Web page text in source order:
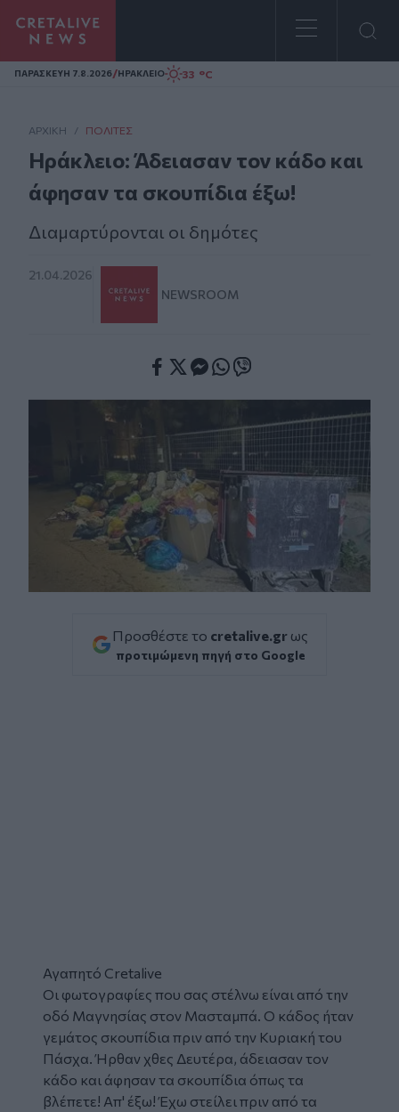
Homepage
ΠΑΡΑΣΚΕΥΗ 7.8.2026/ΗΡΑΚΛΕΙΟ 33 °C
ΑΡΧΙΚΗ / ΠΟΛΊΤΕΣ
Ηράκλειο: Άδειασαν τον κάδο και
άφησαν τα σκουπίδια έξω!
Διαμαρτύρονται οι δημότες
21.04.2026
NEWSROOM
Προσθέστε το cretalive.gr ως
προτιμώμενη πηγή στο Google
Αγαπητό Cretalive
Οι φωτογραφίες που σας στέλνω είναι από την
οδό Μαγνησίας στον Μασταμπά. Ο κάδος ήταν
γεμάτος σκουπίδια πριν από την Κυριακή του
Πάσχα. Ήρθαν χθες Δευτέρα, άδειασαν τον
κάδο και άφησαν τα σκουπίδια όπως τα
βλέπετε! Απ' έξω! Έχω στείλει πριν από τα